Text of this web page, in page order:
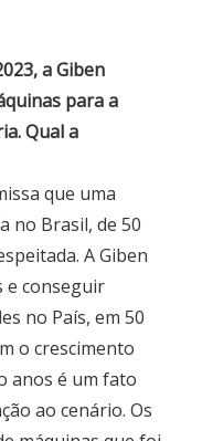
a Giben
para a
Qual a
que uma
no Brasil, de 50
A Giben
e conseguir
no País, em 50
o crescimento
anos é um fato
ao cenário. Os